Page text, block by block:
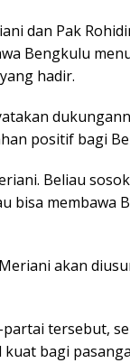
dan Pak
Bengkulu
hadir.
positif bagi
Beliau
bisa membawa
akan
tersebut,
bagi